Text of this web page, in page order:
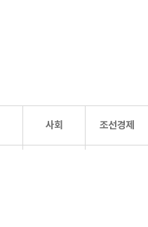
사회 조선경제